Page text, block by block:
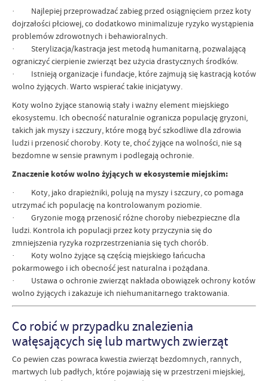
· Najlepiej przeprowadzać zabieg przed osiągnięciem przez koty
dojrzałości płciowej, co dodatkowo minimalizuje ryzyko wystąpienia
problemów zdrowotnych i behawioralnych.
· Sterylizacja/kastracja jest metodą humanitarną, pozwalającą
ograniczyć cierpienie zwierząt bez użycia drastycznych środków.
· Istnieją organizacje i fundacje, które zajmują się kastracją kotów
wolno żyjących. Warto wspierać takie inicjatywy.
Koty wolno żyjące stanowią stały i ważny element miejskiego
ekosystemu. Ich obecność naturalnie ogranicza populację gryzoni,
takich jak myszy i szczury, które mogą być szkodliwe dla zdrowia
ludzi i przenosić choroby. Koty te, choć żyjące na wolności, nie są
bezdomne w sensie prawnym i podlegają ochronie.
Znaczenie kotów wolno żyjących w ekosystemie miejskim:
· Koty, jako drapieżniki, polują na myszy i szczury, co pomaga
utrzymać ich populację na kontrolowanym poziomie.
· Gryzonie mogą przenosić różne choroby niebezpieczne dla
ludzi. Kontrola ich populacji przez koty przyczynia się do
zmniejszenia ryzyka rozprzestrzeniania się tych chorób.
· Koty wolno żyjące są częścią miejskiego łańcucha
pokarmowego i ich obecność jest naturalna i pożądana.
· Ustawa o ochronie zwierząt nakłada obowiązek ochrony kotów
wolno żyjących i zakazuje ich niehumanitarnego traktowania.
Co robić w przypadku znalezienia
wałęsających się lub martwych zwierząt
Co pewien czas powraca kwestia zwierząt bezdomnych, rannych,
martwych lub padłych, które pojawiają się w przestrzeni miejskiej,